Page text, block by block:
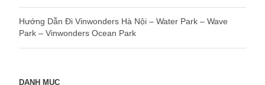
Hướng Dẫn Đi Vinwonders Hà Nội – Water Park – Wave
Park – Vinwonders Ocean Park
DANH MỤC